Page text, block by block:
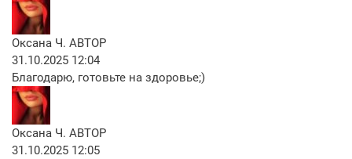
Оксана Ч. АВТОР
31.10.2025 12:04
Благодарю, готовьте на здоровье;)
Оксана Ч. АВТОР
31.10.2025 12:05